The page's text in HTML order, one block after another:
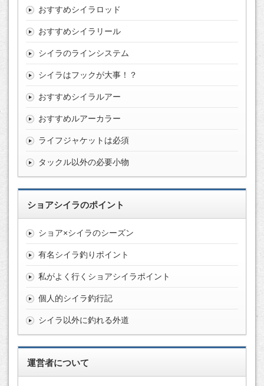
おすすめシイラロッド
おすすめシイラリール
シイラのラインシステム
シイラはフックが大事！？
おすすめシイラルアー
おすすめルアーカラー
ライフジャケットは必須
タックル以外の必要小物
ショアシイラのポイント
ショア×シイラのシーズン
有名シイラ釣りポイント
私がよく行くショアシイラポイント
個人的シイラ釣行記
シイラ以外に釣れる外道
運営者について